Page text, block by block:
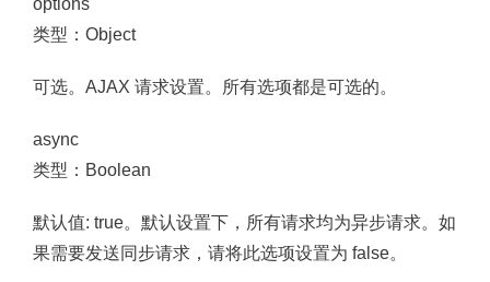
options
类型：Object
可选。AJAX 请求设置。所有选项都是可选的。
async
类型：Boolean
默认值: true。默认设置下，所有请求均为异步请求。如
果需要发送同步请求，请将此选项设置为 false。